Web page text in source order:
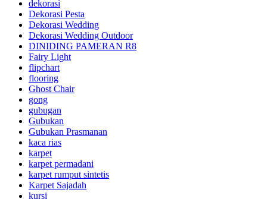
dekorasi
Dekorasi Pesta
Dekorasi Wedding
Dekorasi Wedding Outdoor
DINIDING PAMERAN R8
Fairy Light
flipchart
flooring
Ghost Chair
gong
gubugan
Gubukan
Gubukan Prasmanan
kaca rias
karpet
karpet permadani
karpet rumput sintetis
Karpet Sajadah
kursi